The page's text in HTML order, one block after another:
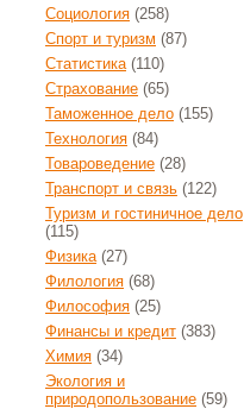
Социология (258)
Спорт и туризм (87)
Статистика(110)
Страхование (65)
Таможенное дело (155)
Технология (84)
Товароведение (28)
Транспорт и связь (122)
Туризм и гостиничное дело
(115)
Физика(27)
Филология (68)
Философия (25)
Финансы и кредит (383)
Химия (34)
Экология и
природопользование (59)